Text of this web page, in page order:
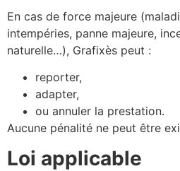
En cas de force majeure
intempéries, panne majeure,
naturelle…), Grafixès peut :
reporter,
adapter,
ou annuler la prestation.
Aucune pénalité ne peut être
Loi applicable